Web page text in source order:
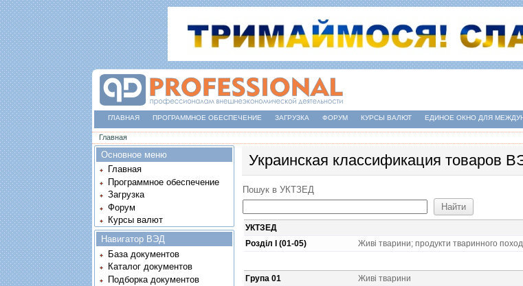
ГЛАВНАЯ ПРОГРАММНОЕ ОБЕСПЕЧЕНИЕ ЗАГРУЗКА ФОРУМ КУРСЫ ВАЛЮТ ЕДИНОЕ ОКНО ДЛЯ
Вы здесь
Главная
Украинская классификация товаров
Пошук в УКТЗЕД
УКТЗЕД
Розділ I (01-05)
Живi тварини; продукти тваринного
Група 01
Живi тварини
Основное меню
Главная
Программное обеспечение
Загрузка
Форум
Курсы валют
Навигатор ВЭД
База документов
Каталог документов
Подборка документов